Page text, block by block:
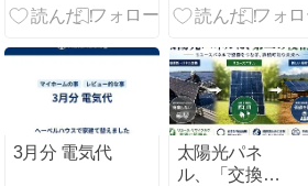
経産省が公募
日経BP
3月分 電気代
太陽光パネ
ル、「交換し